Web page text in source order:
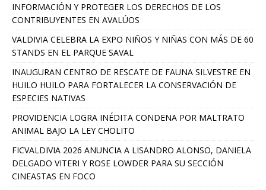
INFORMACIÓN Y PROTEGER LOS DERECHOS DE LOS
CONTRIBUYENTES EN AVALÚOS
VALDIVIA CELEBRA LA EXPO NIÑOS Y NIÑAS CON MÁS DE 60
STANDS EN EL PARQUE SAVAL
INAUGURAN CENTRO DE RESCATE DE FAUNA SILVESTRE EN
HUILO HUILO PARA FORTALECER LA CONSERVACIÓN DE
ESPECIES NATIVAS
PROVIDENCIA LOGRA INÉDITA CONDENA POR MALTRATO
ANIMAL BAJO LA LEY CHOLITO
FICVALDIVIA 2026 ANUNCIA A LISANDRO ALONSO, DANIELA
DELGADO VITERI Y ROSE LOWDER PARA SU SECCIÓN
CINEASTAS EN FOCO